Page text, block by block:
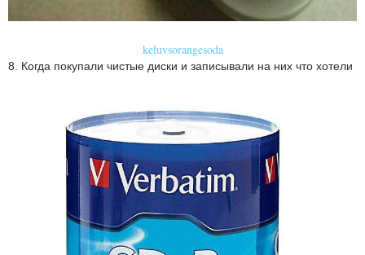
keluvsorangesoda
8. Когда покупали чистые диски и записывали на них что хотели